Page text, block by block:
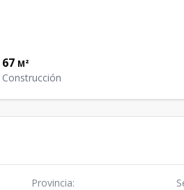
67 M²
Construcción
Provincia: